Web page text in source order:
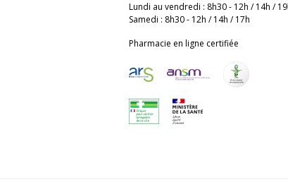
Lundi au vendredi : 8h30 - 12h / 14h /
Samedi : 8h30 - 12h / 14h / 17h
Pharmacie en ligne certifiée